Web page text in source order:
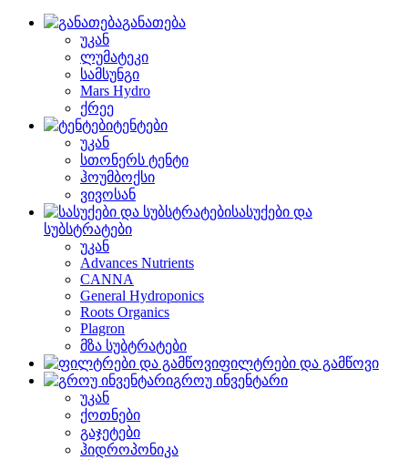
განათება
უკან
ლუმატეკი
სამსუნგი
Mars Hydro
ქრეე
ტენტები
უკან
სთონერს ტენტი
ჰოუმბოქსი
ვივოსან
სასუქები და
სუბსტრატები
უკან
Advances Nutrients
CANNA
General Hydroponics
Roots Organics
Plagron
მზა სუბტრატები
ფილტრები და გამწოვი
გროუ ინვენტარი
უკან
ქოთნები
გაჯეტები
ჰიდროპონიკა